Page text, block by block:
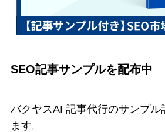
SEO記事サンプルを配布中
バクヤスAI 記事代行のサンプル
ます。